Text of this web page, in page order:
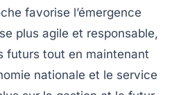
favorise l’émergence
plus agile et responsable,
futurs tout en maintenant
nationale et le service